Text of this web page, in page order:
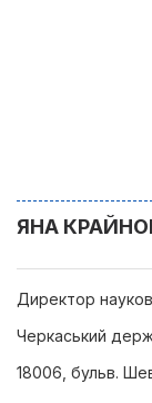
ЯНА
Директор
Черкаський
18006, бульв.